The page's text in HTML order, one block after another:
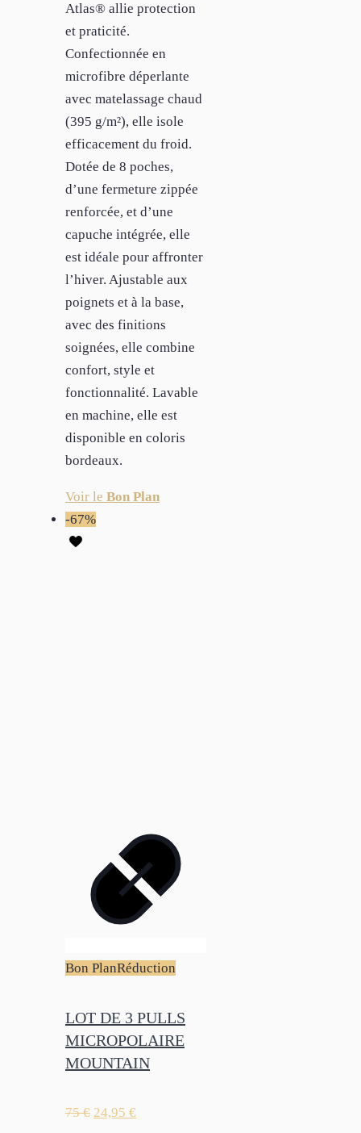
Atlas® allie protection
et praticité.
Confectionnée en
microfibre déperlante
avec matelassage chaud
(395 g/m²), elle isole
efficacement du froid.
Dotée de 8 poches,
d’une fermeture zippée
renforcée, et d’une
capuche intégrée, elle
est idéale pour affronter
l’hiver. Ajustable aux
poignets et à la base,
avec des finitions
soignées, elle combine
confort, style et
fonctionnalité. Lavable
en machine, elle est
disponible en coloris
bordeaux.
Voir le Bon Plan
-67%
Bon PlanRéduction
LOT DE 3 PULLS
MICROPOLAIRE
MOUNTAIN
75€ 24,95 €